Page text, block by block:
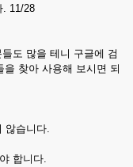
. 11/28
도 많을 테니 구글에 검
찾아 사용해 보시면 되
않습니다.
합니다.